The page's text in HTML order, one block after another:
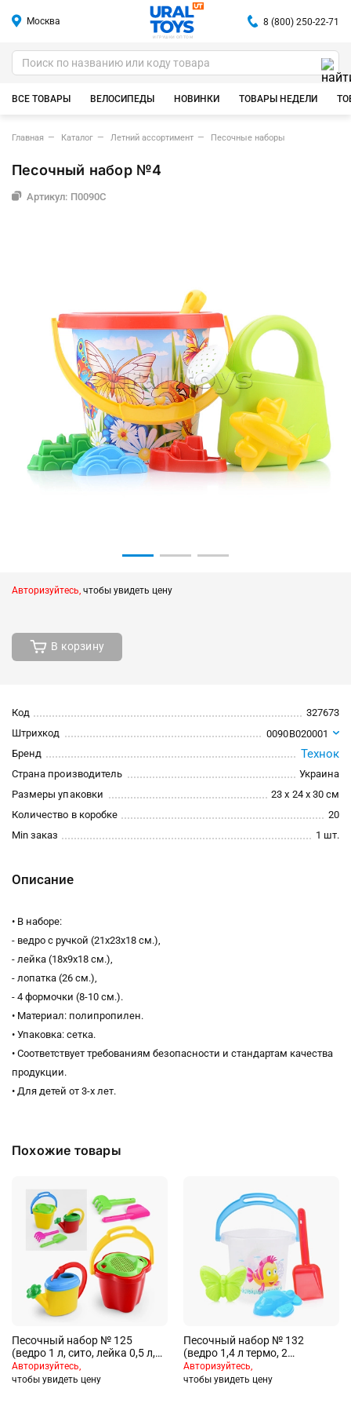
Москва
ИГРУШКИ ОПТОМ
8 (800) 250-22-71
ВСЕ ТОВАРЫ ВЕЛОСИПЕДЫ НОВИНКИ ТОВАРЫ НЕДЕЛИ
Главная Каталог Летний ассортимент Песочные наборы
Песочный набор №4
Артикул: П0090С
Авторизуйтесь, чтобы увидеть цену
В корзину
Код
327673
Штрихкод
0090B020001
Бренд
Технок
Страна производитель
Украина
Размеры упаковки
23 x 24 x 30 см
Количество в коробке
20
Min заказ
1 шт.
Описание
• В наборе:
- ведро с ручкой (21х23х18 см.),
- лейка (18х9х18 см.),
- лопатка (26 см.),
- 4 формочки (8-10 см.).
• Материал: полипропилен.
• Упаковка: сетка.
• Соответствует требованиям безопасности и стандартам качества
продукции.
• Для детей от 3-х лет.
Похожие товары
Песочный набор № 125
(ведро 1 л, сито, лейка 0,5 л,
лопата 19см, грабли 19см)
Авторизуйтесь,
чтобы увидеть цену
Песочный набор № 132
(ведро 1,4 л термо, 2
формочки, совок 21 см)
Авторизуйтесь,
чтобы увидеть цену